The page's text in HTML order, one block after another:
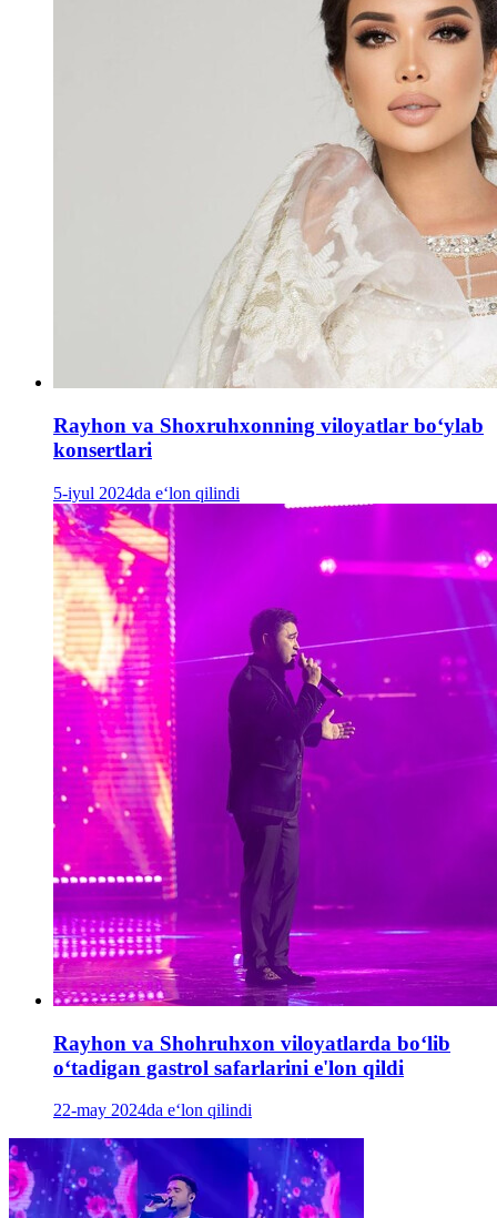
Rayhon va Shoxruhxonning viloyatlar boʻylab
konsertlari
5-iyul 2024da e‘lon qilindi
Rayhon va Shohruhxon viloyatlarda boʻlib
oʻtadigan gastrol safarlarini e'lon qildi
22-may 2024da e‘lon qilindi